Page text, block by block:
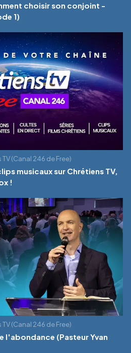
choisir son conjoint -
1)
(Canal 246 de Free)
musicaux sur Chrétiens TV,
!
(Canal 246 de Free)
l'abondance (Pasteur Yvan